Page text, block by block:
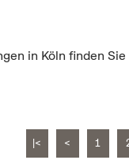
in Köln finden Sie
|< < 1